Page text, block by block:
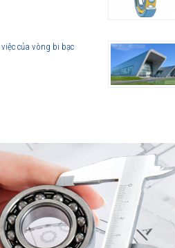
của vòng bi bạc